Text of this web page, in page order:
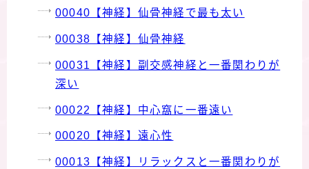
00040【神経】仙骨神経で最も太い
00038【神経】仙骨神経
00031【神経】副交感神経と一番関わりが
深い
00022【神経】中心窩に一番遠い
00020【神経】遠心性
00013【神経】リラックスと一番関わりが